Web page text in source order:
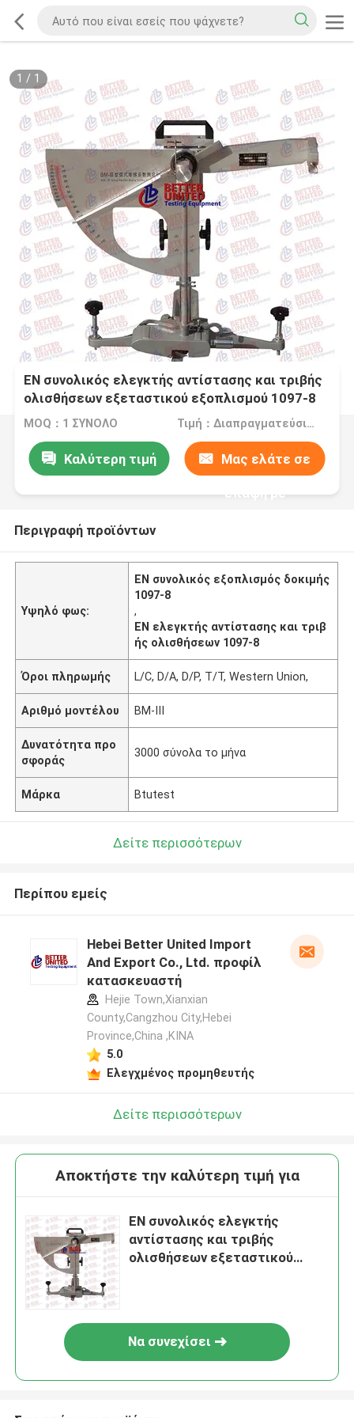
1 / 1
EN συνολικός ελεγκτής αντίστασης και τριβής
ολισθήσεων εξεταστικού εξοπλισμού 1097-8
MOQ：1 ΣΥΝΟΛΟ Τιμή：Διαπραγματεύσιμος
Καλύτερη τιμή Μας ελάτε σε
επαφή με
Περιγραφή προϊόντων
Υψηλό φως:
EN συνολικός εξοπλισμός δοκιμής
1097-8
,
EN ελεγκτής αντίστασης και τριβ
ής ολισθήσεων 1097-8
Όροι πληρωμής L/C, D/A, D/P, T/T, Western Union,
Αριθμό μοντέλου BM-ΙΙΙ
Δυνατότητα προ
σφοράς
3000 σύνολα το μήνα
Μάρκα Btutest
Δείτε περισσότερων
Περίπου εμείς
Hebei Better United Import
And Export Co., Ltd. προφίλ
κατασκευαστή
Hejie Town,Xianxian
County,Cangzhou City,Hebei
Province,China ,ΚΙΝΑ
5.0
Ελεγχμένος προμηθευτής
Δείτε περισσότερων
Αποκτήστε την καλύτερη τιμή για
EN συνολικός ελεγκτής
αντίστασης και τριβής
ολισθήσεων εξεταστικού
Να συνεχίσει